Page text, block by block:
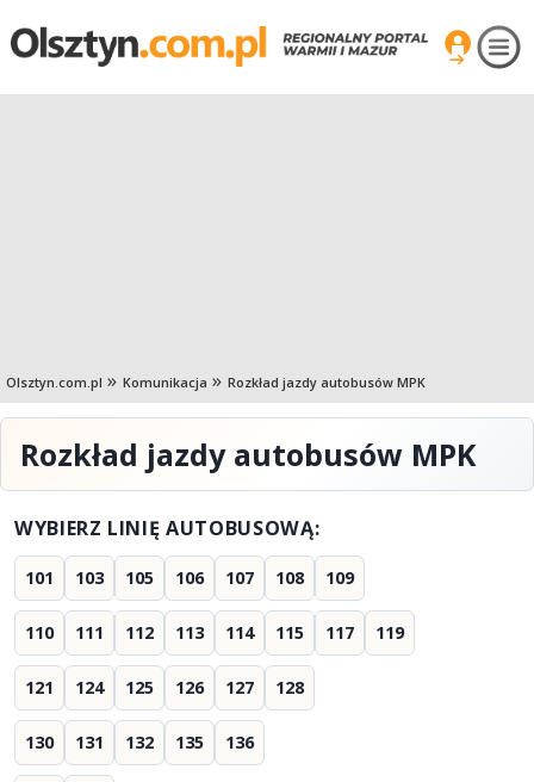
Olsztyn.com.pl Komunikacja Rozkład jazdy autobusów MPK
Rozkład jazdy autobusów MPK
WYBIERZ LINIĘ AUTOBUSOWĄ:
101 103 105 106 107 108 109
110 111 112 113 114 115 117 119
121 124 125 126 127 128
130 131 132 135 136